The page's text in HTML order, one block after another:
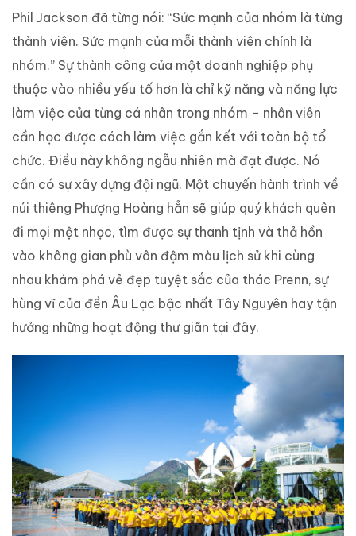
Phil Jackson đã từng nói: “Sức mạnh của nhóm là từng
thành viên. Sức mạnh của mỗi thành viên chính là
nhóm.” Sự thành công của một doanh nghiệp phụ
thuộc vào nhiều yếu tố hơn là chỉ kỹ năng và năng lực
làm việc của từng cá nhân trong nhóm – nhân viên
cần học được cách làm việc gắn kết với toàn bộ tổ
chức. Điều này không ngẫu nhiên mà đạt được. Nó
cần có sự xây dựng đội ngũ. Một chuyến hành trình về
núi thiêng Phượng Hoàng hẳn sẽ giúp quý khách quên
đi mọi mệt nhọc, tìm được sự thanh tịnh và thả hồn
vào không gian phù vân đậm màu lịch sử khi cùng
nhau khám phá vẻ đẹp tuyệt sắc của thác Prenn, sự
hùng vĩ của đền Âu Lạc bậc nhất Tây Nguyên hay tận
hưởng những hoạt động thư giãn tại đây.